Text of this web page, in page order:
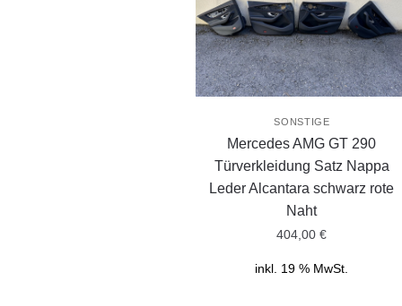
SONSTIGE
Mercedes AMG GT 290
Türverkleidung Satz Nappa
Leder Alcantara schwarz rote
Naht
404,00€
inkl. 19 % MwSt.